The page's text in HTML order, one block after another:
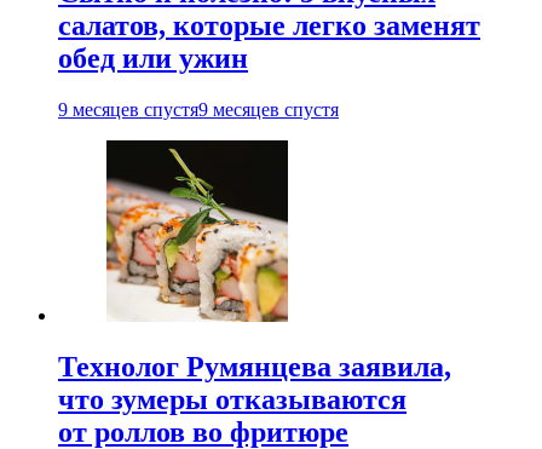
салатов, которые легко заменят
обед или ужин
9 месяцев спустя9 месяцев спустя
Технолог Румянцева заявила,
что зумеры отказываются
от роллов во фритюре